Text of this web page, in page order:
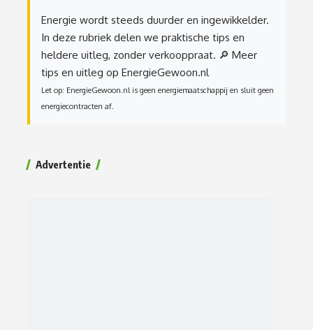
Energie wordt steeds duurder en ingewikkelder.
In deze rubriek delen we praktische tips en
heldere uitleg, zonder verkooppraat. 🔎 Meer
tips en uitleg op EnergieGewoon.nl
Let op: EnergieGewoon.nl is geen energiemaatschappij en sluit geen
energiecontracten af.
Advertentie